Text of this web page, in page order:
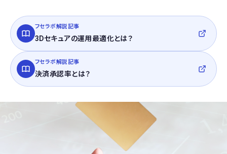
フセラボ解説記事
3Dセキュアの運用最適化とは？
フセラボ解説記事
決済承認率とは？